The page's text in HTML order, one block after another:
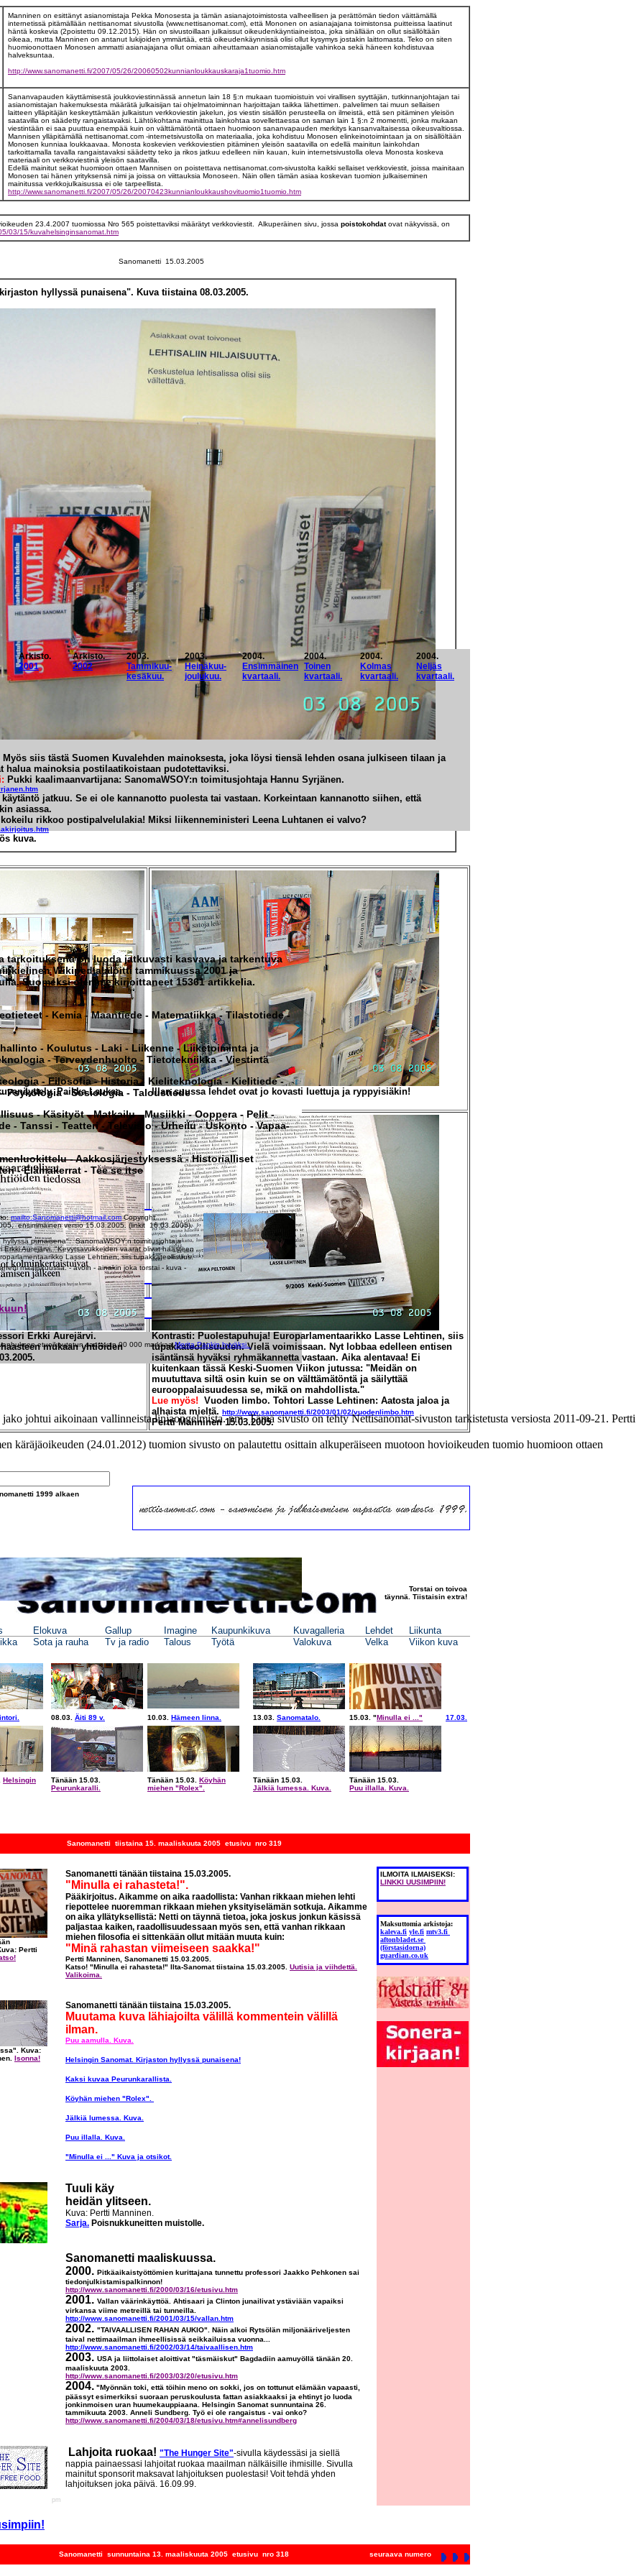
Manninen on esittänyt asianomistaja Pekka Monosesta ja tämän asianajotoimistosta valheellisen ja perättömän tiedon väittämällä
internetissä pitämällään nettisanomat sivustolla (www.nettisanomat.com), että Mononen on asianajajana toimistonsa puitteissa laatinut
häntä koskevia (2poistettu 09.12.2015). Hän on sivustoillaan julkaissut oikeudenkäyntiaineistoa, joka sinällään on ollut sisällöltään
oikeaa, mutta Manninen on antanut lukijoiden ymmärtää, että oikeudenkäynnissä olisi ollut kysymys jostakin laittomasta. Teko on siten
huomioonottaen Monosen ammatti asianajajana ollut omiaan aiheuttamaan asianomistajalle vahinkoa sekä häneen kohdistuvaa
halveksuntaa.
http://www.sanomanetti.fi/2007/05/26/20060502kunnianloukkauskaraja1tuomio.htm
Sananvapauden käyttämisestä joukkoviestinnässä annetun lain 18 §:n mukaan tuomioistuin voi virallisen syyttäjän, tutkinnanjohtajan tai
asianomistajan hakemuksesta määrätä julkaisijan tai ohjelmatoiminnan harjoittajan taikka lähettimen. palvelimen tai muun sellaisen
laitteen ylläpitäjän keskeyttämään julkaistun verkkoviestin jakelun, jos viestin sisällön perusteella on ilmeistä, että sen pitäminen yleisön
saatavilla on säädetty rangaistavaksi. Lähtökohtana mainittua lainkohtaa sovellettaessa on saman lain 1 §:n 2 momentti, jonka mukaan
viestintään ei saa puuttua enempää kuin on välttämätöntä ottaen huomioon sananvapauden merkitys kansanvaltaisessa oikeusvaltiossa.
Mannisen ylläpitämällä nettisanomat.com -internetsivustolla on materiaalia, joka kohdistuu Monosen elinkeinotoimintaan ja on sisällöltään
Monosen kunniaa loukkaavaa. Monosta koskevien verkkoviestien pitäminen yleisön saatavilla on edellä mainitun lainkohdan
tarkoittamalla tavalla rangaistavaksi säädetty teko ja rikos jatkuu edelleen niin kauan, kuin internetsivustolla oleva Monosta koskeva
materiaali on verkkoviestinä yleisön saatavilla.
Edellä mainitut seikat huomioon ottaen Mannisen on poistettava nettisanomat.com-sivustolta kaikki sellaiset verkkoviestit, joissa mainitaan
Monosen tai hänen yrityksensä nimi ja joissa on viittauksia Monoseen. Näin ollen tämän asiaa koskevan tuomion julkaiseminen
mainitussa verkkojulkaisussa ei ole tarpeellista.
http://www.sanomanetti.fi/2007/05/26/20070423kunnianloukkaushovituomio1tuomio.htm
23.4.2007 tuomiossa Nro 565 poistettaviksi määrätyt verkkoviestit. Alkuperäinen sivu, jossa poistokohdatovat näkyvissä, on
03/15/kuvahelsinginsanomat.htm
Sanomanetti 15.03.2005
hyllyssä punaisena". Kuva tiistaina 08.03.2005.
siis tästä Suomen Kuvalehden mainoksesta, joka löysi tiensä lehden osana julkiseen tilaan ja
mainoksia postilaatikoistaan pudotettaviksi.
Pukki kaalimaanvartijana: SanomaWSOY:n toimitusjohtaja Hannu Syrjänen.
jatkuu. Se ei ole kannanotto puolesta tai vastaan. Korkeintaan kannanotto siihen, että
asiassa.
rikkoo postipalvelulakia! Miksi liikenneministeri Leena Luhtanen ei valvo?
kuva.
Paikka Laukaa,
Illan suussa lehdet ovat jo kovasti luettuja ja ryppyisiäkin!
Erkki Aurejärvi.
mukaan yhtiöiden
Kontrasti: Puolestapuhuja! Europarlamentaarikko Lasse Lehtinen, siis
tupakkateollisuuden. Vielä voimissaan. Nyt lobbaa edelleen entisen
isäntänsä hyväksi ryhmäkannetta vastaan. Aika alentavaa! Ei
kuitenkaan tässä Keski-Suomen Viikon jutussa: "Meidän on
muututtava siltä osin kuin se on välttämätöntä ja säilyttää
eurooppalaisuudessa se, mikä on mahdollista."
Lue myös! Vuoden limbo. Tohtori Lasse Lehtinen: Aatosta jaloa ja
alhaista mieltä. http://www.sanomanetti.fi/2003/01/02/vuodenlimbo.htm
Pertti Manninen 15.03.2005.
1999 alkaen
Torstai on toivoa
täynnä. Tiistaisin extra!
Elokuva Gallup Imagine Kaupunkikuva Kuvagalleria Lehdet
Liikunta
Sota ja rauha Tv ja radio Talous Työtä Valokuva Velka Viikon kuva
08.03. Äiti 89 v. 10.03. Hämeen linna. 13.03. Sanomatalo. 15.03. "Minulla ei ..." 17.03.
Helsingin
Tänään 15.03.
Peurunkaralli.
Tänään 15.03. Köyhän
miehen "Rolex".
Tänään 15.03.
Jälkiä lumessa. Kuva.
Tänään 15.03.
Puu illalla. Kuva.
Sanomanetti tiistaina 15. maaliskuuta 2005 etusivu nro 319
Pertti
Sanomanetti tänään tiistaina 15.03.2005.
"Minulla ei rahasteta!".
Pääkirjoitus. Aikamme on aika raadollista: Vanhan rikkaan miehen lehti
riepottelee nuoremman rikkaan miehen yksityiselämän sotkuja. Aikamme
on aika yllätyksellistä: Netti on täynnä tietoa, joka joskus jonkun käsissä
paljastaa kaiken, raadollisuudessaan myös sen, että vanhan rikkaan
miehen filosofia ei sittenkään ollut mitään muuta kuin:
"Minä rahastan viimeiseen saakka!"
Pertti Manninen, Sanomanetti 15.03.2005.
Katso! "Minulla ei rahasteta!" Ilta-Sanomat tiistaina 15.03.2005. Uutisia ja viihdettä.
Valikoima.
Kuva:
Isonna!
Sanomanetti tänään tiistaina 15.03.2005.
Muutama kuva lähiajoilta välillä kommentein välillä
ilman.
Puu aamulla. Kuva.
Helsingin Sanomat. Kirjaston hyllyssä punaisena!
Kaksi kuvaa Peurunkarallista.
Köyhän miehen "Rolex".
Jälkiä lumessa. Kuva.
Puu illalla. Kuva.
"Minulla ei ..." Kuva ja otsikot.
Tuuli käy
heidän ylitseen.
Kuva: Pertti Manninen.
Sarja. Poisnukkuneitten muistolle.
Sanomanetti maaliskuussa.
2000. Pitkäaikaistyöttömien kurittajana tunnettu professori Jaakko Pehkonen sai
tiedonjulkistamispalkinnon!
http://www.sanomanetti.fi/2000/03/16/etusivu.htm
2001. Vallan väärinkäyttöä. Ahtisaari ja Clinton junailivat ystäviään vapaiksi
virkansa viime metreillä tai tunneilla.
http://www.sanomanetti.fi/2001/03/15/vallan.htm
2002. "TAIVAALLISEN RAHAN AUKIO". Näin alkoi Rytsölän miljonääriveljesten
taival nettimaailman ihmeellisissä seikkailuissa vuonna...
http://www.sanomanetti.fi/2002/03/14/taivaallisen.htm
2003. USA ja liittolaiset aloittivat "täsmäiskut" Bagdadiin aamuyöllä tänään 20.
maaliskuuta 2003.
http://www.sanomanetti.fi/2003/03/20/etusivu.htm
2004. "Myönnän toki, että töihin meno on sokki, jos on tottunut elämään vapaasti,
päässyt esimerkiksi suoraan peruskoulusta fattan asiakkaaksi ja ehtinyt jo luoda
jonkinmoisen uran huumekauppiaana. Helsingin Sanomat sunnuntaina 26.
tammikuuta 2003. Anneli Sundberg. Työ ei ole rangaistus - vai onko?
http://www.sanomanetti.fi/2004/03/18/etusivu.htm#annelisundberg
Lahjoita ruokaa! "The Hunger Site"-sivulla käydessäsi ja siellä
nappia painaessasi lahjoitat ruokaa maailman nälkäisille ihmisille. Sivulla
mainitut sponsorit maksavat lahjoituksen puolestasi! Voit tehdä yhden
lahjoituksen joka päivä. 16.09.99.
pm
ILMOITA ILMAISEKSI:
LINKKI UUSIMPIIN!
Maksuttomia arkistoja:
kaleva.fi yle.fi mtv3.fi
aftonbladet.se
(förstasidorna)
guardian.co.uk
Sanomanetti sunnuntaina 13. maaliskuuta 2005 etusivu nro 318 seuraava numero
Arkisto.
2001
Arkisto.
2002
2003.
Tammikuu-
kesäkuu.
2003.
Heinäkuu-
joulukuu.
2004.
Ensimmäinen
kvartaali.
2004.
Toinen
kvartaali.
2004.
Kolmas
kvartaali.
2004.
Neljäs
kvartaali.
tarkoituksena on luoda jatkuvasti kasvava ja tarkentuva
Wikipedia aloitti tammikuussa 2001 ja
Suomeksi olemme kirjoittaneet 15361 artikkelia.
- Kemia - Maantiede - Matematiikka - Tilastotiede -
- Koulutus - Laki - Liikenne - Liiketoiminta ja
- Terveydenhuolto - Tietotekniikka - Viestintä
- Filosofia - Historia - Kieliteknologia - Kielitiede -
Psykologia - Sosiologia - Taloustiede
- Käsityöt - Matkailu - Musiikki - Ooppera - Pelit -
- Tanssi - Teatteri - Televisio - Urheilu - Uskonto - Vapaa-
- Aakkosjärjestyksessä - Historialliset
- Elämäkerrat - Tee se itse
mailto:Sanomanetti@hotmail.comCopyright
ensimmäinen versio 15.03.2005. (linkit 16.03.2005).
punaisena". SanomaWSOY:n toimitusjohtaja
Aurejärvi. "Kevytsavukkeiden vaarat olivat haasteen
Lasse Lehtinen, siis tupakkateollisuus.
maaliskuussa. - avoin - ainakin joka torstai - kuva -
etuoikeutetun saatavan 90 000 markkaaMerita Pankin hyväksi.
johtui aikoinaan vallinneista linjaongelmista. pm. Tämä sivusto on tehty Nettisanomat-sivuston tarkistetusta versiosta 2011-09-21. Pertti
käräjäoikeuden (24.01.2012) tuomion sivusto on palautettu osittain alkuperäiseen muotoon hovioikeuden tuomio huomioon ottaen